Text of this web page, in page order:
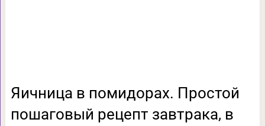
Яичница в помидорах. Простой
пошаговый рецепт завтрака, в